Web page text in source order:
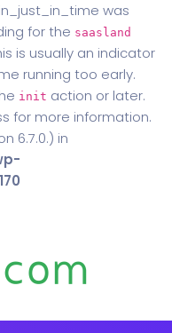
was
for the saasland
is usually an indicator
running too early.
init action or later.
for more information.
6.7.0.) in